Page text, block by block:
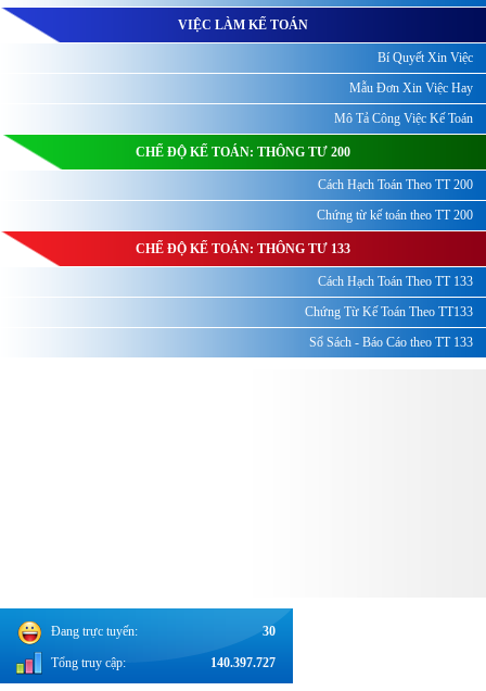
VIỆC LÀM KẾ TOÁN
Bí Quyết Xin Việc
Mẫu Đơn Xin Việc Hay
Mô Tả Công Việc Kế Toán
CHẾ ĐỘ KẾ TOÁN: THÔNG TƯ 200
Cách Hạch Toán Theo TT 200
Chứng từ kế toán theo TT 200
CHẾ ĐỘ KẾ TOÁN: THÔNG TƯ 133
Cách Hạch Toán Theo TT 133
Chứng Từ Kế Toán Theo TT133
Sổ Sách - Báo Cáo theo TT 133
Đang trực tuyến: 30
Tổng truy cập: 140.397.727